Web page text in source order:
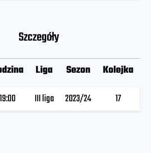
Szczegóły
Liga Sezon
Kolejka
19:00 III liga 2023/24 17